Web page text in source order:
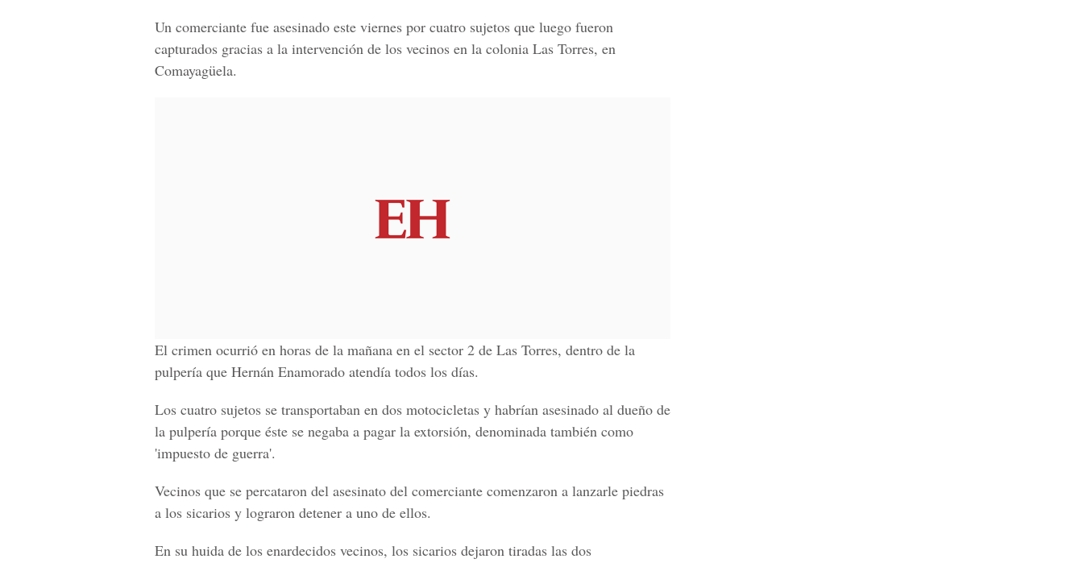
Un comerciante fue asesinado este viernes por cuatro sujetos que luego fueron
capturados gracias a la intervención de los vecinos en la colonia Las Torres, en
Comayagüela.
El crimen ocurrió en horas de la mañana en el sector 2 de Las Torres, dentro de la
pulpería que Hernán Enamorado atendía todos los días.
Los cuatro sujetos se transportaban en dos motocicletas y habrían asesinado al dueño de
la pulpería porque éste se negaba a pagar la extorsión, denominada también como
'impuesto de guerra'.
Vecinos que se percataron del asesinato del comerciante comenzaron a lanzarle piedras
a los sicarios y lograron detener a uno de ellos.
En su huida de los enardecidos vecinos, los sicarios dejaron tiradas las dos